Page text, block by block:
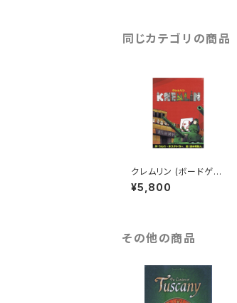
同じカテゴリの商品
クレムリン (ボードゲー
ム カードゲーム) 50歳
以上 20-120分程度 3
¥5,800
その他の商品